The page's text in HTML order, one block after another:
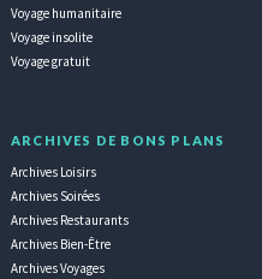
Voyage humanitaire
Voyage insolite
Voyage gratuit
ARCHIVES DE BONS PLANS
Archives Loisirs
Archives Soirées
Archives Restaurants
Archives Bien-Être
Archives Voyages